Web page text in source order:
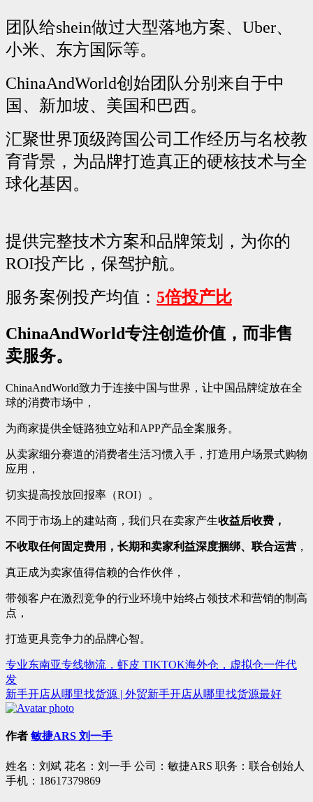
团队给shein做过大型落地方案、Uber、
小米、东方国际等。
ChinaAndWorld创始团队分别来自于中
国、新加坡、美国和巴西。
汇聚世界顶级跨国公司工作经历与名校教
育背景，为品牌打造真正的硬核技术与全
球化基因。
提供完整技术方案和品牌策划，为你的
ROI投产比，保驾护航。
服务案例投产均值： 5倍投产比
ChinaAndWorld专注创造价值，而非售
卖服务。
ChinaAndWorld致力于连接中国与世界，让中国品牌绽放在全
球的消费市场中，
为商家提供全链路独立站和APP产品全案服务。
从卖家细分赛道的消费者生活习惯入手，打造用户场景式购物
应用，
切实提高投放回报率（ROI）。
不同于市场上的建站商，我们只在卖家产生收益后收费，
不收取任何固定费用，长期和卖家利益深度捆绑、联合运营 ，
真正成为卖家值得信赖的合作伙伴，
带领客户在激烈竞争的行业环境中始终占领技术和营销的制高
点，
打造更具竞争力的品牌心智。
文
章
导
航
专业东南亚专线物流，虾皮 TIKTOK海外仓，虚拟仓一件代
发
新手开店从哪里找货源 | 外贸新手开店从哪里找货源最好
作者 敏捷ARS 刘一手
姓名：刘斌 花名：刘一手 公司：敏捷ARS 职务：联合创始人
手机：18617379869